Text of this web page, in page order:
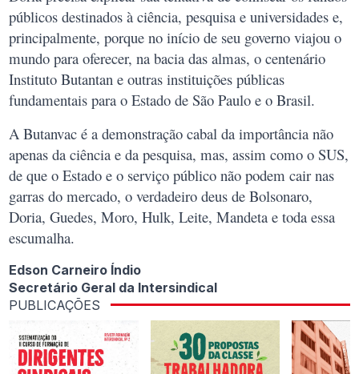
públicos destinados à ciência, pesquisa e universidades e,
principalmente, porque no início de seu governo viajou o
mundo para oferecer, na bacia das almas, o centenário
Instituto Butantan e outras instituições públicas
fundamentais para o Estado de São Paulo e o Brasil.
A Butanvac é a demonstração cabal da importância não
apenasda ciência e da pesquisa, mas, assim como o SUS,
de que o Estado e o serviço público não podem cair nas
garras do mercado, o verdadeiro deus de Bolsonaro,
Doria, Guedes, Moro, Hulk, Leite, Mandeta e toda essa
escumalha.
Edson Carneiro Índio
Secretário Geral da Intersindical
PUBLICAÇÕES